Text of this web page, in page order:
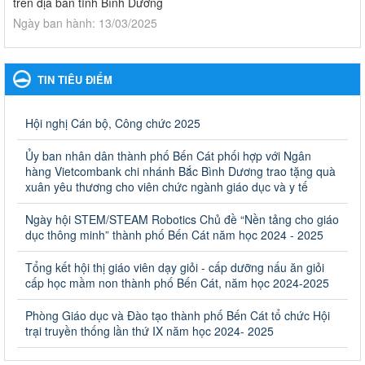
Ngày ban hành: 13/03/2025
Kế hoạch Phổ biến, giáo dục pháp luật năm 2025 của ngành
Giáo dục và Đào tạo thành phố Bến Cát
Kế hoạch Phổ biến, giáo dục pháp luật năm 2025 của ngành
Ngày ban hành: 28/02/2025
Quyết định công bố thủ tục hành chính bị bãi bỏ trong lĩnh
vực giáo dục đào tạo thuộc hệ giáo dục quốc dân và cơ sở
giáo dục khác thuộc thẩm quyền giải quyết của Sở Giáo dục
và Đào tạo, Ủy ban nhân dân cấp huyện
Quyết định công bố thủ tục hành chính bị bãi bỏ trong lĩnh vực
giáo dục đào tạo thuộc hệ giáo dục quốc dân và cơ sở giáo dục
khác thuộc thẩm quyền giải quyết của Sở Giáo dục và Đào tạo,
Ủy ban nhân dân cấp huyện
Ngày ban hành: 30/09/2024
Hướng dẫn thực hiện nhiệm vụ giáo dục tiểu học năm học
2024-2025
Hướng dẫn thực hiện nhiệm vụ giáo dục tiểu học năm học 2024-
TIN TIÊU ĐIỂM
Hội nghị Cán bộ, Công chức 2025
Ủy ban nhân dân thành phố Bến Cát phối hợp với Ngân
hàng Vietcombank chi nhánh Bắc Bình Dương trao tặng quà
xuân yêu thương cho viên chức ngành giáo dục và y tế
Ngày hội STEM/STEAM Robotics Chủ đề “Nền tảng cho giáo
dục thông minh” thành phố Bến Cát năm học 2024 - 2025
Tổng kết hội thị giáo viên dạy giỏi - cấp dưỡng nấu ăn giỏi
cấp học mầm non thành phố Bến Cát, năm học 2024-2025
Phòng Giáo dục và Đào tạo thành phố Bến Cát tổ chức Hội
trại truyền thống lần thứ IX năm học 2024- 2025